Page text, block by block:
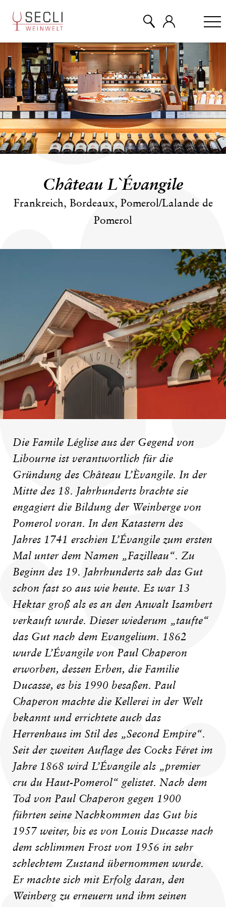
Château L`Évangile
Frankreich, Bordeaux, Pomerol/Lalande de
Pomerol
Die Famile Léglise aus der Gegend von
Libourne ist verantwortlich für die
Gründung des Château L’Èvangile. In der
Mitte des 18. Jahrhunderts brachte sie
engagiert die Bildung der Weinberge von
Pomerol voran. In den Katastern des
Jahres 1741 erschien L’Évangile zum ersten
Mal unter dem Namen „Fazilleau“. Zu
Beginn des 19. Jahrhunderts sah das Gut
schon fast so aus wie heute. Es war 13
Hektar groß als es an den Anwalt Isambert
verkauft wurde. Dieser wiederum „taufte“
das Gut nach dem Evangelium. 1862
wurde L’Évangile von Paul Chaperon
erworben, dessen Erben, die Familie
Ducasse, es bis 1990 besaßen. Paul
Chaperon machte die Kellerei in der Welt
bekannt und errichtete auch das
Herrenhaus im Stil des „Second Empire“.
Seit der zweiten Auflage des Cocks Féret im
Jahre 1868 wird L’Évangile als „premier
cru du Haut-Pomerol“ gelistet. Nach dem
Tod von Paul Chaperon gegen 1900
führten seine Nachkommen das Gut bis
1957 weiter, bis es von Louis Ducasse nach
dem schlimmen Frost von 1956 in sehr
schlechtem Zustand übernommen wurde.
Er machte sich mit Erfolg daran, den
Weinberg zu erneuern und ihm seinen
WEINE
CHAMPAGNER
& MEHR
ÜBER UNS